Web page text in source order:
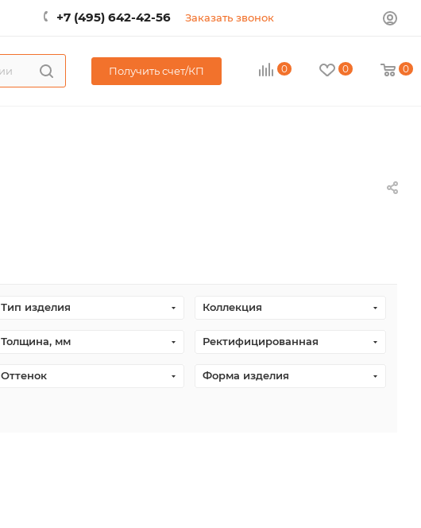
+7 (495) 642-42-56 Заказать звонок
Получить счет/КП 0 0 0
Тип изделия Коллекция
Толщина, мм Ректифицированная
Оттенок Форма изделия